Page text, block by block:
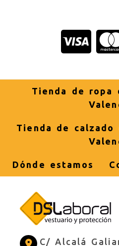
Tienda de ropa
Tienda de calzado
Dónde estamos
C/ Alcalá